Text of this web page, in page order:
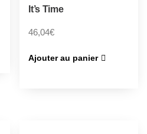
It’s Time
46,04€
Ajouter au panier